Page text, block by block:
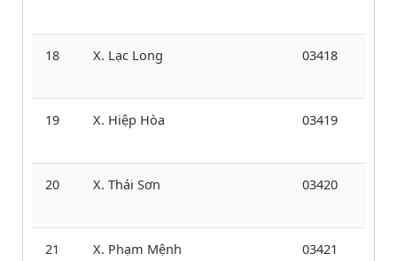
18 X. Lạc Long 03418
19 X. Hiệp Hòa 03419
20 X. Thái Sơn 03420
21 X. Phạm Mệnh 03421